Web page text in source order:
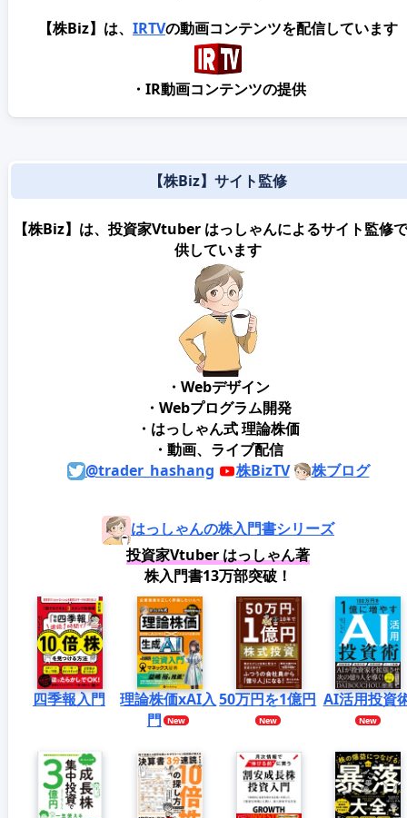
【株Biz】は、 IRTVの動画コンテンツを配信しています
・IR動画コンテンツの提供
【株Biz】サイト監修
【株Biz】は、投資家Vtuber はっしゃんによるサイト監修
供しています
・Webデザイン
・Webプログラム開発
・はっしゃん式 理論株価
・動画、ライブ配信
@trader_hashang
株BizTV 株ブログ
はっしゃんの株入門書シリーズ
投資家Vtuber はっしゃん著
株入門書13万部突破！
四季報入門
理論株価xAI入
門
50万円を1億円 AI活用投資